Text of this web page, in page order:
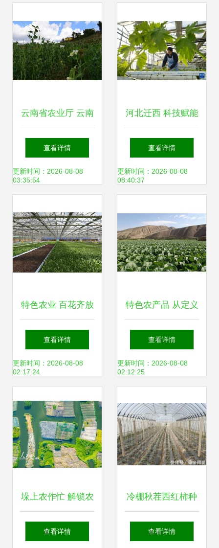
云南省农业厅 云南
农业信息网
查看详情
更新时间：2026-08-08
03:35:54
河北迁西 科技赋能
现代农业 绘就乡村
振兴新画卷
查看详情
更新时间：2026-08-08
08:40:37
特色农业 百花齐放
的乡土新名片
查看详情
更新时间：2026-08-08
02:17:24
特色农产品 从定义
到种植与发展方
向，一站式解读土
术
查看详情
更新时间：2026-08-08
02:12:25
垛上农作忙 解锁农
业种植技术的新维
查看详情
冷棚秋茬西红柿种
植关键技术详解
查看详情